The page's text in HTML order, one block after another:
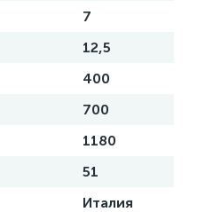
7
12,5
400
700
1180
51
Италия